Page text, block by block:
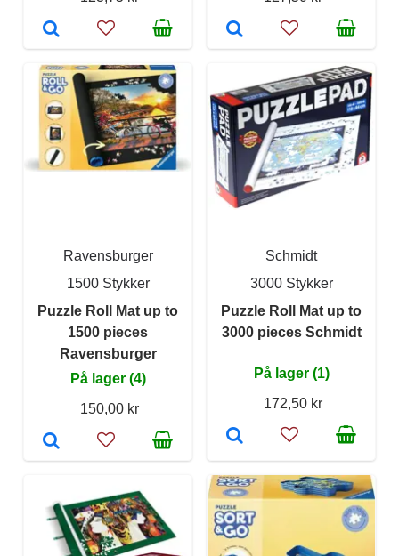
Ravensburger
1500 Stykker
Puzzle Roll Mat up to
1500 pieces
Ravensburger
På lager (4)
150,00 kr
Schmidt
3000 Stykker
Puzzle Roll Mat up to
3000 pieces Schmidt
På lager (1)
172,50 kr